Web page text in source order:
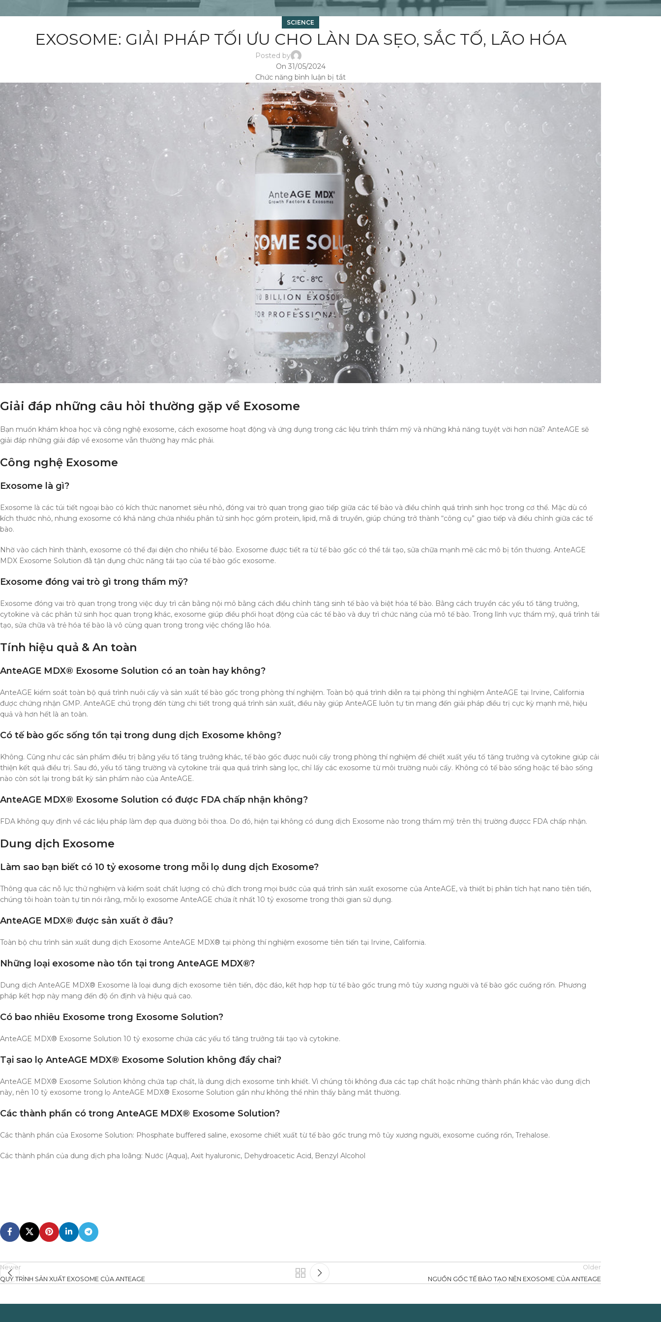
SCIENCE
EXOSOME: GIẢI PHÁP TỐI ƯU CHO LÀN DA SẸO, SẮC TỐ, LÃO HÓA
Posted by
On 31/05/2024
Chức năng bình luận bị tắt
Giải đáp những câu hỏi thường gặp về Exosome
Bạn muốn khám khoa học và công nghệ exosome, cách exosome hoạt động và ứng dụng trong các liệu trình thẩm mỹ và những khả năng tuyệt vời hơn nữa? AnteAGE sẽ
giải đáp những giải đáp về exosome vẫn thường hay mắc phải.
Công nghệ Exosome
Exosome là gì?
Exosome là các túi tiết ngoại bào có kích thức nanomet siêu nhỏ, đóng vai trò quan trọng giao tiếp giữa các tế bào và điều chỉnh quá trình sinh học trong cơ thể. Mặc dù có
kích thước nhỏ, nhưng exosome có khả năng chứa nhiều phân tử sinh học gồm protein, lipid, mã di truyền, giúp chúng trở thành “công cụ” giao tiếp và điều chỉnh giữa các tế
bào.
Nhờ vào cách hình thành, exosome có thể đại diện cho nhiều tế bào. Exosome được tiết ra từ tế bào gốc có thể tái tạo, sửa chữa mạnh mẽ các mô bị tổn thương. AnteAGE
MDX Exosome Solution đã tận dụng chức năng tái tạo của tế bào gốc exosome.
Exosome đóng vai trò gì trong thẩm mỹ?
Exosome đóng vai trò quan trọng trong việc duy trì cân bằng nội mô bằng cách điều chỉnh tăng sinh tế bào và biệt hóa tế bào. Bằng cách truyền các yếu tố tăng trưởng,
cytokine và các phân tử sinh học quan trọng khác, exosome giúp điều phối hoạt động của các tế bào và duy trì chức năng của mô tế bào. Trong lĩnh vực thẩm mỹ, quá trình tái
tạo, sửa chữa và trẻ hóa tế bào là vô cùng quan trong trong việc chống lão hóa.
Tính hiệu quả & An toàn
AnteAGE MDX® Exosome Solution có an toàn hay không?
AnteAGE kiểm soát toàn bộ quá trình nuôi cấy và sản xuất tế bào gốc trong phòng thí nghiệm. Toàn bộ quá trình diễn ra tại phòng thí nghiệm AnteAGE tại Irvine, California
được chứng nhận GMP. AnteAGE chú trọng đến từng chi tiết trong quá trình sản xuất, điều này giúp AnteAGE luôn tự tin mang đến giải pháp điều trị cực kỳ mạnh mẽ, hiệu
quả và hơn hết là an toàn.
Có tế bào gốc sống tồn tại trong dung dịch Exosome không?
Không. Cũng như các sản phẩm điều trị bằng yếu tố tăng trưởng khác, tế bào gốc được nuôi cấy trong phòng thí nghiệm để chiết xuất yếu tố tăng trưởng và cytokine giúp cải
thiện kết quả điều trị. Sau đó, yếu tố tăng trường và cytokine trải qua quá trình sàng lọc, chỉ lấy các exosome từ môi trường nuôi cấy. Không có tế bào sống hoặc tế bào sống
nào còn sót lại trong bất kỳ sản phẩm nào của AnteAGE.
AnteAGE MDX® Exosome Solution có được FDA chấp nhận không?
FDA không quy định về các liệu pháp làm đẹp qua đường bôi thoa. Do đó, hiện tại không có dung dịch Exosome nào trong thẩm mỹ trên thị trường đượcc FDA chấp nhận.
Dung dịch Exosome
Làm sao bạn biết có 10 tỷ exosome trong mỗi lọ dung dịch Exosome?
Thông qua các nỗ lực thử nghiệm và kiểm soát chất lượng có chủ đích trong mọi bước của quá trình sản xuất exosome của AnteAGE, và thiết bị phân tích hạt nano tiên tiến,
chúng tôi hoàn toàn tự tin nói rằng, mỗi lọ exosome AnteAGE chứa ít nhất 10 tỷ exosome trong thời gian sử dụng.
AnteAGE MDX® được sản xuất ở đâu?
Toàn bộ chu trình sản xuất dung dịch Exosome AnteAGE MDX® tại phòng thí nghiệm exosome tiên tiến tại Irvine, California.
Những loại exosome nào tồn tại trong AnteAGE MDX®?
Dung dịch AnteAGE MDX® Exosome là loại dung dịch exosome tiên tiến, độc đáo, kết hợp hợp từ tế bào gốc trung mô tủy xương người và tế bào gốc cuống rốn. Phương
pháp kết hợp này mang đến độ ổn định và hiệu quả cao.
Có bao nhiêu Exosome trong Exosome Solution?
AnteAGE MDX® Exosome Solution 10 tỷ exosome chứa các yếu tố tăng trưởng tái tạo và cytokine.
Tại sao lọ AnteAGE MDX® Exosome Solution không đầy chai?
AnteAGE MDX® Exosome Solution không chứa tạp chất, là dung dịch exosome tinh khiết. Vì chúng tôi không đưa các tạp chất hoặc những thành phần khác vào dung dịch
này, nên 10 tỷ exosome trong lọ AnteAGE MDX® Exosome Solution gần như không thể nhìn thấy bằng mắt thường.
Các thành phần có trong AnteAGE MDX® Exosome Solution?
Các thành phần của Exosome Solution: Phosphate buffered saline, exosome chiết xuất từ tế bào gốc trung mô tủy xương người, exosome cuống rốn, Trehalose.
Các thành phần của dung dịch pha loãng: Nước (Aqua), Axit hyaluronic, Dehydroacetic Acid, Benzyl Alcohol
Newer
QUY TRÌNH SẢN XUẤT EXOSOME CỦA ANTEAGE
Older
NGUỒN GỐC TẾ BÀO TẠO NÊN EXOSOME CỦA ANTEAGE